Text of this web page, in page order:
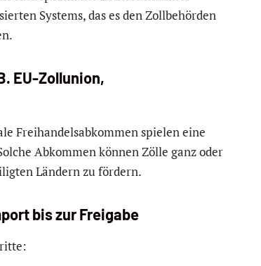
Systems, das es den Zollbehörden
EU-Zollunion,
Freihandelsabkommen spielen eine
Abkommen können Zölle ganz oder
Ländern zu fördern.
bis zur Freigabe